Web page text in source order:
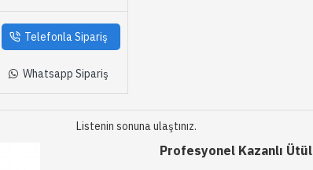
Profesyonel Kazanlı
Telefonla Sipariş
Whatsapp Sipariş
Listenin sonuna ulaştınız.